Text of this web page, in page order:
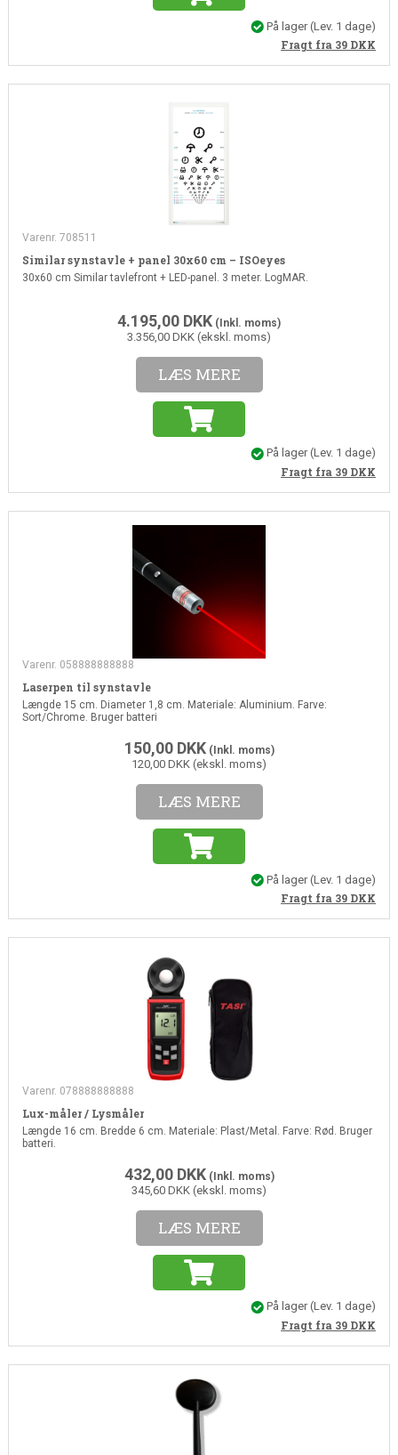
På lager(Lev. 1 dage)
Fragt fra 39 DKK
Varenr. 708511
Similar synstavle + panel 30x60 cm – ISOeyes
30x60 cm Similar tavlefront + LED-panel. 3 meter. LogMAR.
4.195,00 DKK (Inkl. moms)
3.356,00 DKK (ekskl. moms)
LÆS MERE
På lager(Lev. 1 dage)
Fragt fra 39 DKK
Varenr. 058888888888
Laserpen til synstavle
Længde 15 cm. Diameter 1,8 cm. Materiale: Aluminium. Farve:
Sort/Chrome. Bruger batteri
150,00 DKK(Inkl. moms)
120,00 DKK (ekskl. moms)
LÆS MERE
På lager(Lev. 1 dage)
Fragt fra 39 DKK
Varenr. 078888888888
Lux-måler / Lysmåler
Længde 16 cm. Bredde 6 cm. Materiale: Plast/Metal. Farve: Rød. Bruger
batteri.
432,00 DKK(Inkl. moms)
345,60 DKK (ekskl. moms)
LÆS MERE
På lager(Lev. 1 dage)
Fragt fra 39 DKK